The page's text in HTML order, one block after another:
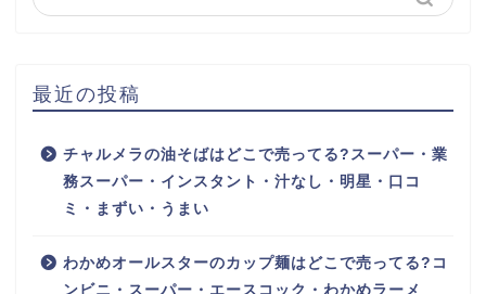
最近の投稿
チャルメラの油そばはどこで売ってる?スーパー・業
務スーパー・インスタント・汁なし・明星・口コ
ミ・まずい・うまい
わかめオールスターのカップ麺はどこで売ってる?コ
ンビニ・スーパー・エースコック・わかめラーメ